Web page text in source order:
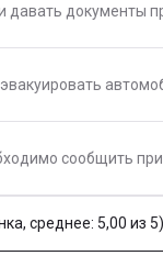
давать документы
сообщить при
среднее: 5,00 из 5)